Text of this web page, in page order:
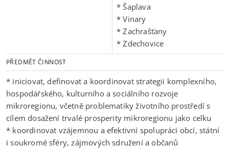
* Šaplava
* Vinary
* Zachrašťany
* Zdechovice
PŘEDMĚT ČINNOST
* iniciovat, definovat a koordinovat strategii komplexního,
hospodářského, kulturního a sociálního rozvoje
mikroregionu, včetně problematiky životního prostředí s
cílem dosažení trvalé prosperity mikroregionu jako celku
* koordinovat vzájemnou a efektivní spolupráci obcí, státní
i soukromé sféry, zájmových sdružení a občanů